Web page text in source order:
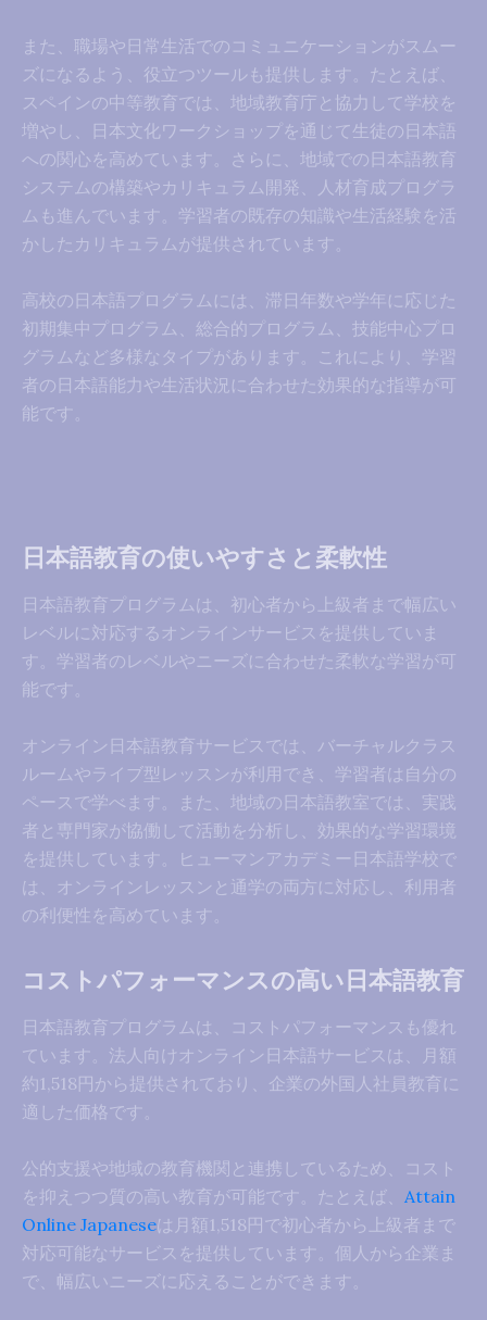
また、職場や日常生活でのコミュニケーションがスムー
ズになるよう、役立つツールも提供します。たとえば、
スペインの中等教育では、地域教育庁と協力して学校を
増やし、日本文化ワークショップを通じて生徒の日本語
への関心を高めています。さらに、地域での日本語教育
システムの構築やカリキュラム開発、人材育成プログラ
ムも進んでいます。学習者の既存の知識や生活経験を活
かしたカリキュラムが提供されています。
高校の日本語プログラムには、滞日年数や学年に応じた
初期集中プログラム、総合的プログラム、技能中心プロ
グラムなど多様なタイプがあります。これにより、学習
者の日本語能力や生活状況に合わせた効果的な指導が可
能です。
日本語教育の使いやすさと柔軟性
日本語教育プログラムは、初心者から上級者まで幅広い
レベルに対応するオンラインサービスを提供していま
す。学習者のレベルやニーズに合わせた柔軟な学習が可
能です。
オンライン日本語教育サービスでは、バーチャルクラス
ルームやライブ型レッスンが利用でき、学習者は自分の
ペースで学べます。また、地域の日本語教室では、実践
者と専門家が協働して活動を分析し、効果的な学習環境
を提供しています。ヒューマンアカデミー日本語学校で
は、オンラインレッスンと通学の両方に対応し、利用者
の利便性を高めています。
コストパフォーマンスの高い日本語教育
日本語教育プログラムは、コストパフォーマンスも優れ
ています。法人向けオンライン日本語サービスは、月額
約1,518円から提供されており、企業の外国人社員教育に
適した価格です。
公的支援や地域の教育機関と連携しているため、コスト
を抑えつつ質の高い教育が可能です。たとえば、 Attain
Online Japaneseは月額1,518円で初心者から上級者まで
対応可能なサービスを提供しています。個人から企業ま
で、幅広いニーズに応えることができます。